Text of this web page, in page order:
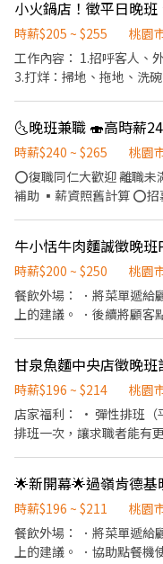
節禮券 4.培訓最專業：系
之疑問，並給予餐點上的建議。 後續將顧客點餐訊
餐，進行組合、送餐、收撤餐等桌邊服務
責收拾碗盤與清理環境。 負責清理工作環境、設備和餐具。 負責打
包外帶服務。 【工作時段】(依營運需求彈性排班,工作時間面試詳
節禮券 4.培訓最專業：系
時薪$205 ~ $255
桃園
工作內容： 1.招呼客人、
3.打烊：掃地、拖地、洗碗、
時薪$240 ~ $265
桃園
⭕復職同仁大歡迎 離職
補助 ▪薪資照舊計算 ⭕
座→介紹、現場服務→商
結帳金額→收銀結帳→客
護 等 ▪內場 商品進貨、
洗→庫存盤點、出貨 等
參與感 ▪除學習到日本商
可接觸店鋪的經營管理，
升遷快速且制度完善，依
善的福利制度，加班費為
▪計畫拓展全台灣，讓更
頂尖品牌 ⭕基本保障 ①
保、意外險 ③每月提撥勞
⑧任職一年後提供免費健
系實習生 福利制度完善，
鋪時薪為主
牛小恬牛肉麵誠徵晚班
時薪$200 ~ $250
桃園
餐飲外場： ．將菜單遞給
上的建議。 ．後續將顧客
餐廳相關事務。 ．負責洗
甘泉魚麵中央店徵晚班
時薪$196 ~ $214
桃園
店家福利： • 彈性排班（
排班一次，讓求職者能有
內外場之工作。 2. 負責客人帶位，點餐等工作。 3. 於客人用餐完畢
後，負責收拾碗盤與清理環境。 4. 進行製作料理
理、飲料。 5. 負責結帳、收銀之工作。 （工作崗位分為四個階段：
燙麵，走餐，吧台，調理
🌟新開幕🌟過嶺肯德
時薪$196 ~ $211
桃園
餐飲外場： ．將菜單遞給
上的建議。 ．協助點餐機使